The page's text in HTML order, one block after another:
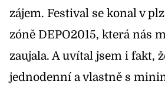
zájem. Festival se konal v
zóně DEPO2015, která nás
zaujala. A uvítal jsem i fakt,
jednodenní a vlastně s